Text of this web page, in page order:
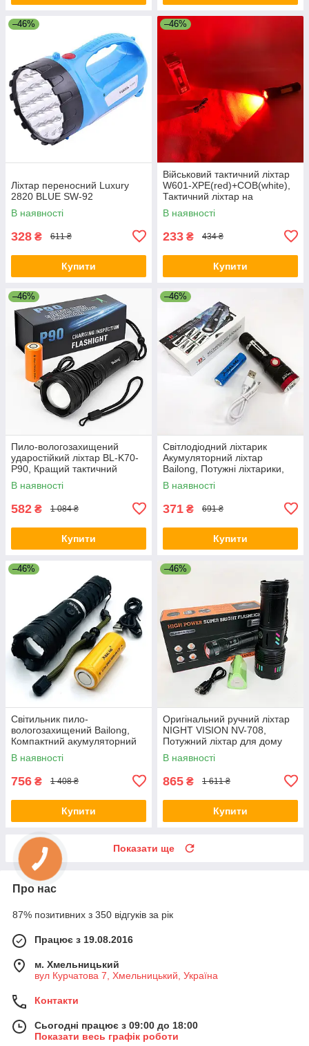
–46%
Ліхтар переносний Luxury
2820 BLUE SW-92
В наявності
328 ₴ 611 ₴
Купити
–46%
Військовий тактичний ліхтар
W601-XPE(red)+COB(white),
Тактичний ліхтар на
акумуляторі з юсб YO-40
В наявності
233 ₴ 434 ₴
Купити
–46%
Пило-вологозахищений
ударостійкий ліхтар BL-K70-
P90, Кращий тактичний
ліхтар суперяскравий AZ-33
В наявності
582 ₴ 1 084 ₴
Купити
–46%
Світлодіодний ліхтарик
Акумуляторний ліхтар
Bailong, Потужні ліхтарики,
Фірмовий ручний ліхтар RB-
67
В наявності
371 ₴ 691 ₴
Купити
–46%
Світильник пило-
вологозахищений Bailong,
Компактний акумуляторний
ліхтар, Ліхтар ручний
металевий CB-38
В наявності
756 ₴ 1 408 ₴
Купити
–46%
Оригінальний ручний ліхтар
NIGHT VISION NV-708,
Потужний ліхтар для дому
топ-ліхтарик HB-34
В наявності
865 ₴ 1 611 ₴
Купити
Показати ще
Про нас
87% позитивних з 350 відгуків за рік
Працює з 19.08.2016
м. Хмельницький
вул Курчатова 7, Хмельницький, Україна
Контакти
Сьогодні працює з 09:00 до 18:00
Показати весь графік роботи